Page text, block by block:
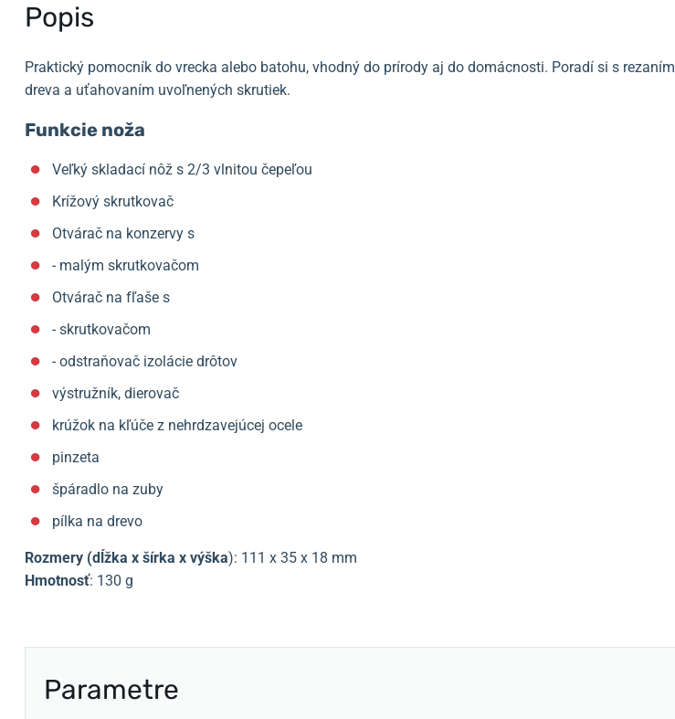
Popis
Praktický pomocník do vrecka alebo batohu, vhodný do prírody aj do domácnosti. Poradí si s rezaním
dreva a uťahovaním uvoľnených skrutiek.
Funkcie noža
Veľký skladací nôž s 2/3 vlnitou čepeľou
Krížový skrutkovač
Otvárač na konzervy s
- malým skrutkovačom
Otvárač na fľaše s
- skrutkovačom
- odstraňovač izolácie drôtov
výstružník, dierovač
krúžok na kľúče z nehrdzavejúcej ocele
pinzeta
špáradlo na zuby
pílka na drevo
Rozmery (dĺžka x šírka x výška): 111 x 35 x 18 mm
Hmotnosť: 130 g
Parametre